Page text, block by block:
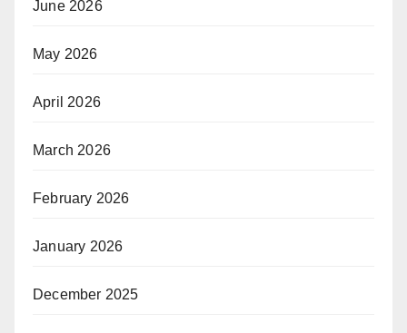
June 2026
May 2026
April 2026
March 2026
February 2026
January 2026
December 2025